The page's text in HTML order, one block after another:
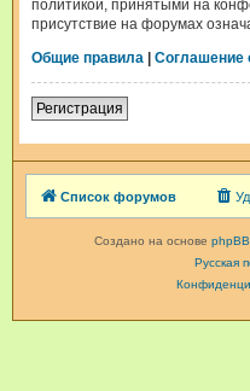
политикой, принятыми на
присутствие на форумах
Общие правила | Соглашение
Регистрация
Список форумов
Создано на основе phpBB
Русская